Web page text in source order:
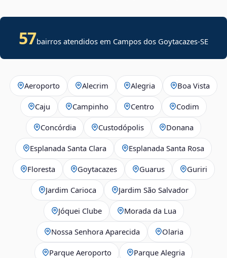
57bairros atendidos em Campos dos Goytacazes-SE
Aeroporto Alecrim Alegria Boa Vista
Caju Campinho Centro Codim
Concórdia Custodópolis Donana
Esplanada Santa Clara Esplanada Santa Rosa
Floresta Goytacazes Guarus Guriri
Jardim Carioca Jardim São Salvador
Jóquei Clube Morada da Lua
Nossa Senhora Aparecida Olaria
Parque Aeroporto Parque Alegria